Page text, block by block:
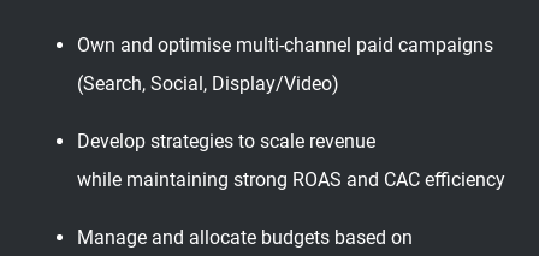
Own and optimise multi-channel paid campaigns
(Search, Social, Display/Video)
Develop strategies to scale revenue
while maintaining strong ROAS and CAC efficiency
Manage and allocate budgets based on